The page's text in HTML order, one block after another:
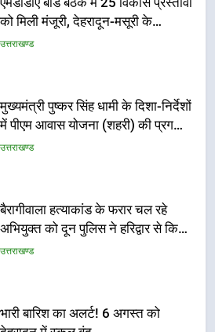
मुख्यमंत्री पुष्कर सिंह धामी के दिशा-निर्देशों
में पीएम आवास योजना (शहरी) की प्रगति
की हुई समीक्षा
बैरागीवाला हत्याकांड के फरार चल रहे
अभियुक्त को दून पुलिस ने हरिद्वार से किया
गिरफ्तार
भारी बारिश का अलर्ट! 6 अगस्त को
देहरादून में स्कूल बंद
मुख्यमंत्री धामी की सुरक्षा प्राथमिकता: